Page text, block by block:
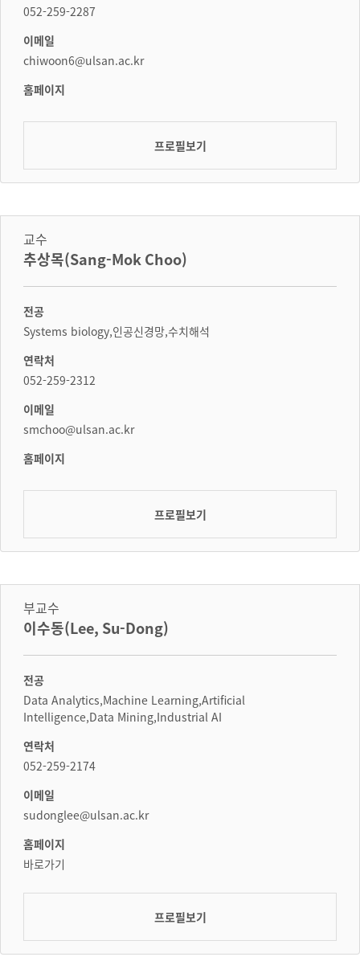
052-259-2287
이메일
chiwoon6@ulsan.ac.kr
홈페이지
프로필보기
교수
추상목(Sang-Mok Choo)
전공
Systems biology,인공신경망,수치해석
연락처
052-259-2312
이메일
smchoo@ulsan.ac.kr
홈페이지
프로필보기
부교수
이수동(Lee, Su-Dong)
전공
Data Analytics,Machine Learning,Artificial
Intelligence,Data Mining,Industrial AI
연락처
052-259-2174
이메일
sudonglee@ulsan.ac.kr
홈페이지
바로가기
프로필보기